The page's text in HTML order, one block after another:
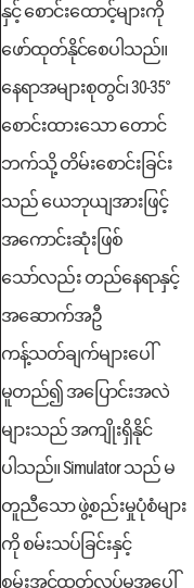
နှင့် စောင်းထောင့်များကို
ဖော်ထုတ်နိုင်စေပါသည်။
နေရာအများစုတွင်၊ 30-35°
စောင်းထားသော တောင်
ဘက်သို့ တိမ်းစောင်းခြင်း
သည် ယေဘုယျအားဖြင့်
အကောင်းဆုံးဖြစ်
သော်လည်း တည်နေရာနှင့်
အဆောက်အဦ
ကန့်သတ်ချက်များပေါ်
မူတည်၍ အပြောင်းအလဲ
များသည် အကျိုးရှိနိုင်
ပါသည်။Simulator သည် မ
တူညီသော ဖွဲ့စည်းမှုပုံစံများ
ကို စမ်းသပ်ခြင်းနှင့်
စွမ်းအင်ထုတ်လုပ်မှုအပေါ်